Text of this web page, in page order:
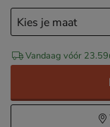
Vandaag vóór